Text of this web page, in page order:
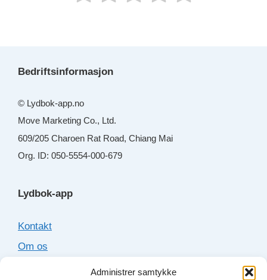
Administrer samtykke
Bedriftsinformasjon
© Lydbok-app.no
Move Marketing Co., Ltd.
609/205 Charoen Rat Road, Chiang Mai
Org. ID: 050-5554-000-679
Lydbok-app
Kontakt
Om os